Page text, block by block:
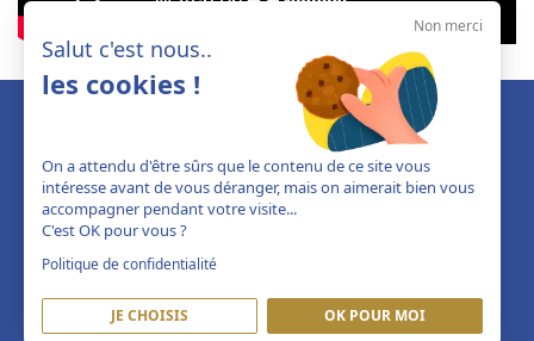
Non merci
Salut c'est nous..
les cookies !
On a attendu d'être sûrs que le contenu de ce site vous
intéresse avant de vous déranger, mais on aimerait bien vous
accompagner pendant votre visite...
C'est OK pour vous ?
Politique de confidentialité
JE CHOISIS OK POUR MOI